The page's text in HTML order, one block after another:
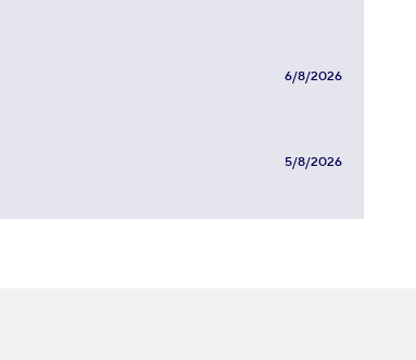
6/8/2026
5/8/2026